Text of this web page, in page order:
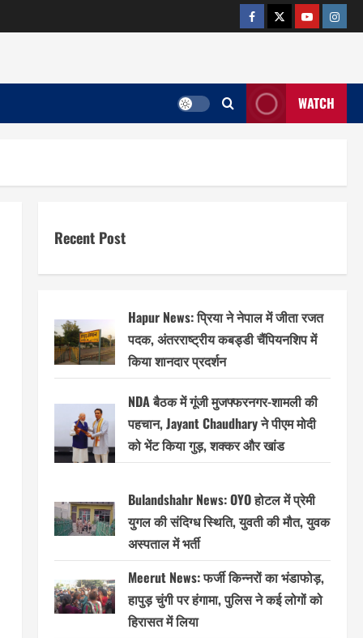
facebooktwitter
WATCH
Recent Post
Hapur News: प्रिया ने नेपाल में जीता रजत
पदक, अंतरराष्ट्रीय कबड्डी चैंपियनशिप में
किया शानदार प्रदर्शन
NDA बैठक में गूंजी मुजफ्फरनगर-शामली की
पहचान, Jayant Chaudhary ने पीएम मोदी
को भेंट किया गुड़, शक्कर और खांड
Bulandshahr News: OYO होटल में प्रेमी
युगल की संदिग्ध स्थिति, युवती की मौत, युवक
अस्पताल में भर्ती
Meerut News: फर्जी किन्नरों का भंडाफोड़,
हापुड़ चुंगी पर हंगामा, पुलिस ने कई लोगों को
हिरासत में लिया